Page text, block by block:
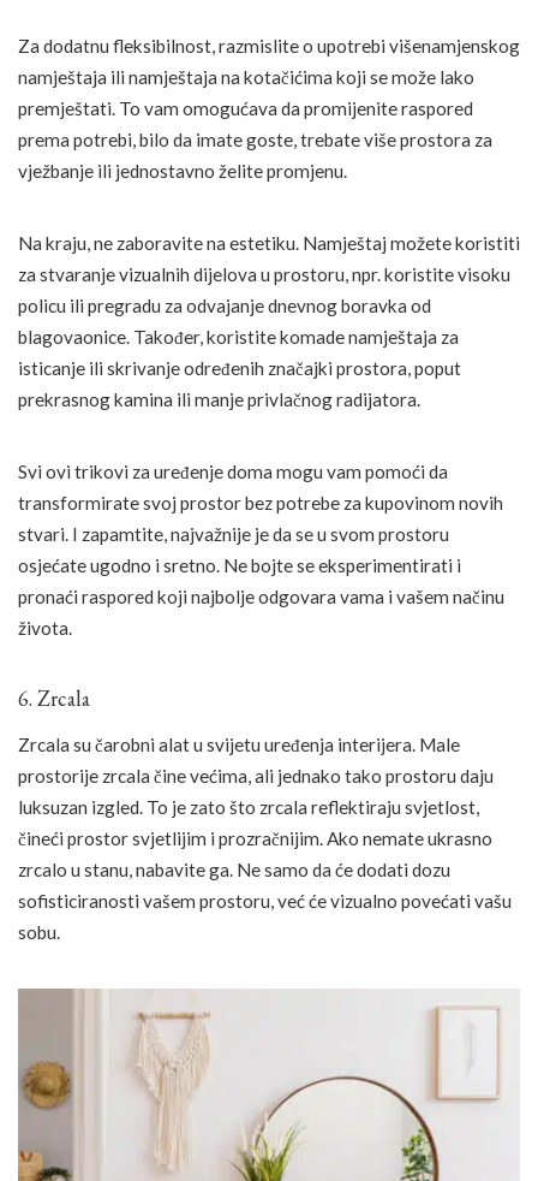
Za dodatnu fleksibilnost, razmislite o upotrebi višenamjenskog
namještaja ili namještaja na kotačićima koji se može lako
premještati. To vam omogućava da promijenite raspored
prema potrebi, bilo da imate goste, trebate više prostora za
vježbanje ili jednostavno želite promjenu.
Na kraju, ne zaboravite na estetiku. Namještaj možete koristiti
za stvaranje vizualnih dijelova u prostoru, npr. koristite visoku
policu ili pregradu za odvajanje dnevnog boravka od
blagovaonice. Također, koristite komade namještaja za
isticanje ili skrivanje određenih značajki prostora, poput
prekrasnog kamina ili manje privlačnog radijatora.
Svi ovi trikovi za uređenje doma mogu vam pomoći da
transformirate svoj prostor bez potrebe za kupovinom novih
stvari. I zapamtite, najvažnije je da se u svom prostoru
osjećate ugodno i sretno. Ne bojte se eksperimentirati i
pronaći raspored koji najbolje odgovara vama i vašem načinu
života.
6. Zrcala
Zrcala su čarobni alat u svijetu uređenja interijera. Male
prostorije zrcala čine većima, ali jednako tako prostoru daju
luksuzan izgled. To je zato što zrcala reflektiraju svjetlost,
čineći prostor svjetlijim i prozračnijim. Ako nemate ukrasno
zrcalo u stanu, nabavite ga. Ne samo da će dodati dozu
sofisticiranosti vašem prostoru, već će vizualno povećati vašu
sobu.